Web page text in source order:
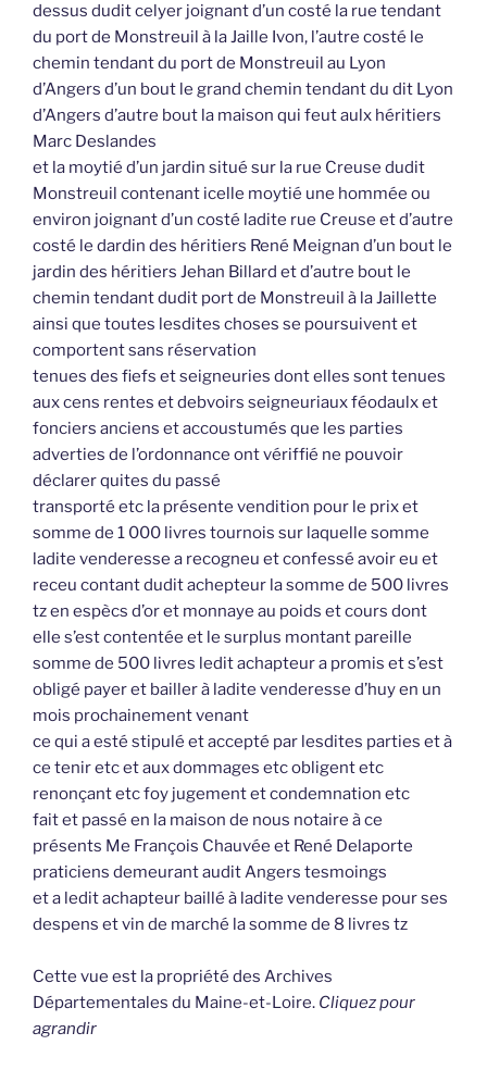
dessus dudit celyer joignant d’un costé la rue tendant
du port de Monstreuil à la Jaille Ivon, l’autre costé le
chemin tendant du port de Monstreuil au Lyon
d’Angers d’un bout le grand chemin tendant du dit Lyon
d’Angers d’autre bout la maison qui feut aulx héritiers
Marc Deslandes
et la moytié d’un jardin situé sur la rue Creuse dudit
Monstreuil contenant icelle moytié une hommée ou
environ joignant d’un costé ladite rue Creuse et d’autre
costé le dardin des héritiers René Meignan d’un bout le
jardin des héritiers Jehan Billard et d’autre bout le
chemin tendant dudit port de Monstreuil à la Jaillette
ainsi que toutes lesdites choses se poursuivent et
comportent sans réservation
tenues des fiefs et seigneuries dont elles sont tenues
aux cens rentes et debvoirs seigneuriaux féodaulx et
fonciers anciens et accoustumés que les parties
adverties de l’ordonnance ont vériffié ne pouvoir
déclarer quites du passé
transporté etc la présente vendition pour le prix et
somme de 1 000 livres tournois sur laquelle somme
ladite venderesse a recogneu et confessé avoir eu et
receu contant dudit achepteur la somme de 500 livres
tz en espècs d’or et monnaye au poids et cours dont
elle s’est contentée et le surplus montant pareille
somme de 500 livres ledit achapteur a promis et s’est
obligé payer et bailler à ladite venderesse d’huy en un
mois prochainement venant
ce qui a esté stipulé et accepté par lesdites parties et à
ce tenir etc et aux dommages etc obligent etc
renonçant etc foy jugement et condemnation etc
fait et passé en la maison de nous notaire à ce
présents Me François Chauvée et René Delaporte
praticiens demeurant audit Angers tesmoings
et a ledit achapteur baillé à ladite venderesse pour ses
despens et vin de marché la somme de 8 livres tz
Cette vue est la propriété des Archives
Départementales du Maine-et-Loire. Cliquez pour
agrandir